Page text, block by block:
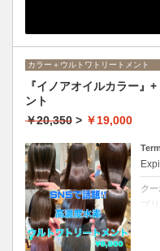
カラー＋ウルトワトリートメント
『イノアオイルカラー』
ント
￥20,350 > ￥19,000
ク
ブ
イ